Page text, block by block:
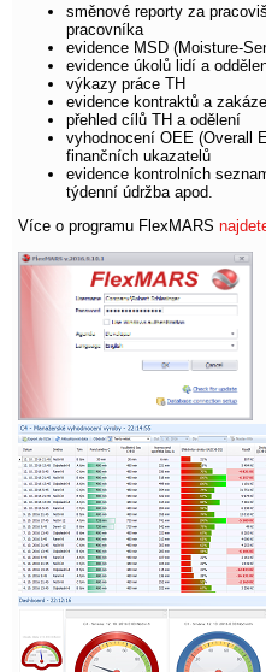
směnové reporty za
pracovníka
evidence MSD (Moisture-
evidence úkolů lidí a
výkazy práce TH
evidence kontraktů a
přehled cílů TH a odělení
vyhodnocení OEE (Overall
finančních ukazatelů
evidence kontrolních
týdenní údržba apod.
Více o programu FlexMARS